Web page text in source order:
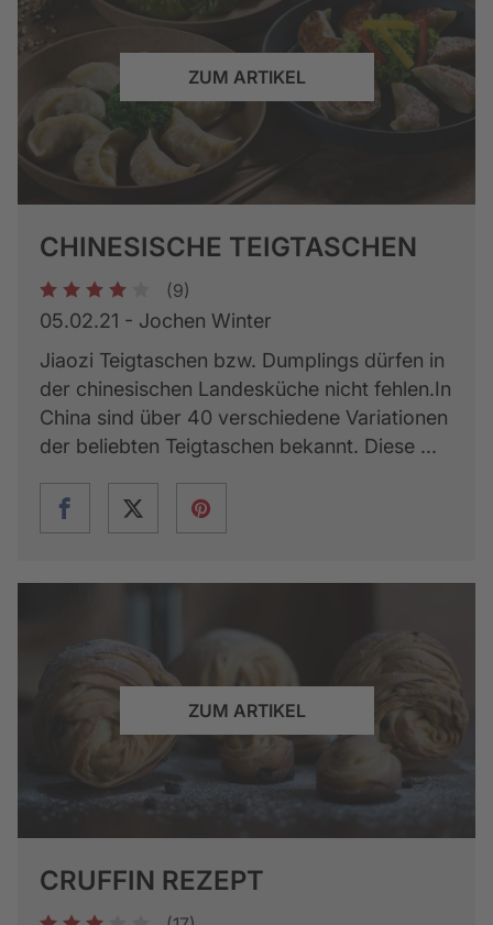
ZUM ARTIKEL
CHINESISCHE TEIGTASCHEN
1 2 3 4 (9)
05.02.21 - Jochen Winter
Jiaozi Teigtaschen bzw. Dumplings dürfen in
der chinesischen Landesküche nicht fehlen.In
China sind über 40 verschiedene Variationen
der beliebten Teigtaschen bekannt. Diese ...
ZUM ARTIKEL
CRUFFIN REZEPT